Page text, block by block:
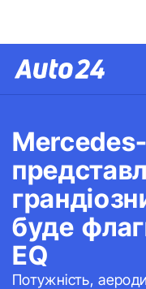
буде
EQ
Потужність,